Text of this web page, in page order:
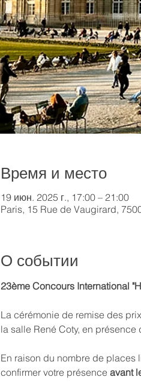
Время и место
19 июн. 2025 г., 17:00 – 21:00
Paris, 15 Rue de Vaugirard,
О событии
23ème Concours International
La cérémonie de remise des
la salle René Coty, en présence
En raison du nombre de
confirmer votre présence avant